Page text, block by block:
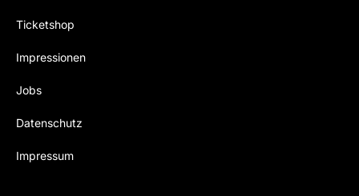
Ticketshop
Impressionen
Jobs
Datenschutz
Impressum